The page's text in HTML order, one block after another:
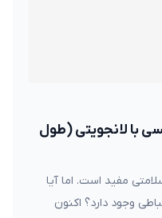
با لانجویتی (طول
مفید است. اما آیا
وجود دارد؟ اکنون